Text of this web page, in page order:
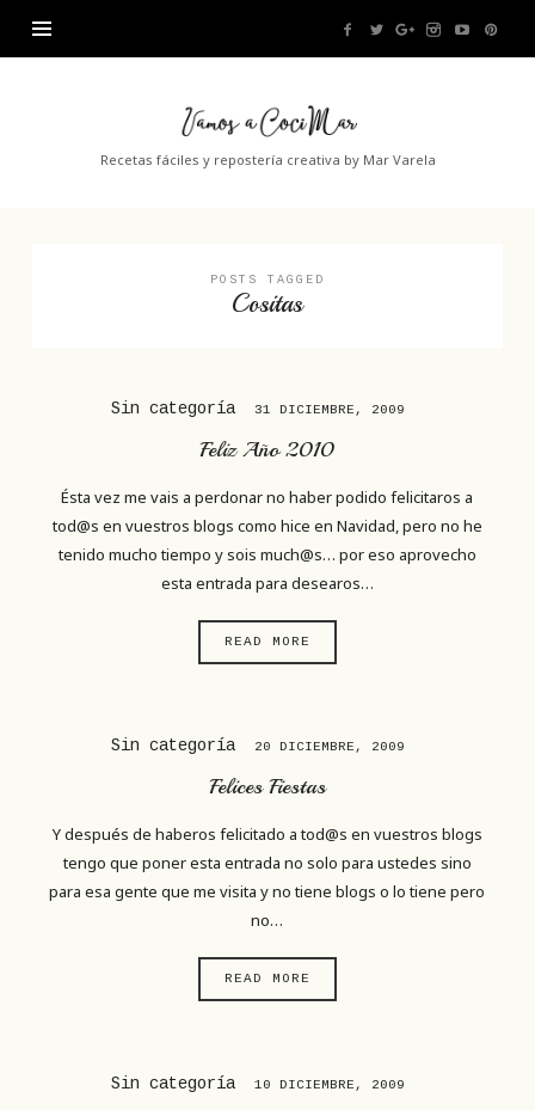
Vamos
CociMar
Recetas fáciles y repostería creativa by Mar Varela
POSTS TAGGED
Cositas
Sin categoría 31 DICIEMBRE, 2009
Feliz Año 2010
Ésta vez me vais a perdonar no haber podido felicitaros a
tod@s en vuestros blogs como hice en Navidad, pero no he
tenido mucho tiempo y sois much@s… por eso aprovecho
esta entrada para desearos…
READ MORE
Sin categoría 20 DICIEMBRE, 2009
Felices Fiestas
Y después de haberos felicitado a tod@s en vuestros blogs
tengo que poner esta entrada no solo para ustedes sino
para esa gente que me visita y no tiene blogs o lo tiene pero
no…
READ MORE
Sin categoría 10 DICIEMBRE, 2009